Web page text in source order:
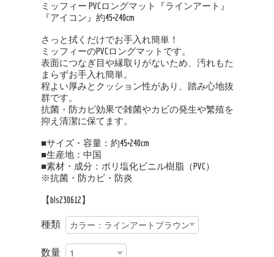
ミッフィー PVCロングマット『ラインアート』
『アイコン』約45×240cm
さっと拭くだけでお手入れ簡単！
ミッフィーのPVCロングマットです。
表面につなぎ目や縁取りがないため、汚れもた
まらずお手入れ簡単。
程よい厚みとクッション性があり、踏み心地抜
群です。
抗菌・防カビ効果で雑菌やカビの発生や繁殖を
抑え清潔に保てます。
■サイズ・容量：約45×240cm
■生産地：中国
■素材・成分：ポリ塩化ビニル樹脂（PVC）
※抗菌・防カビ・防炎
【bls230612】
種類
数量